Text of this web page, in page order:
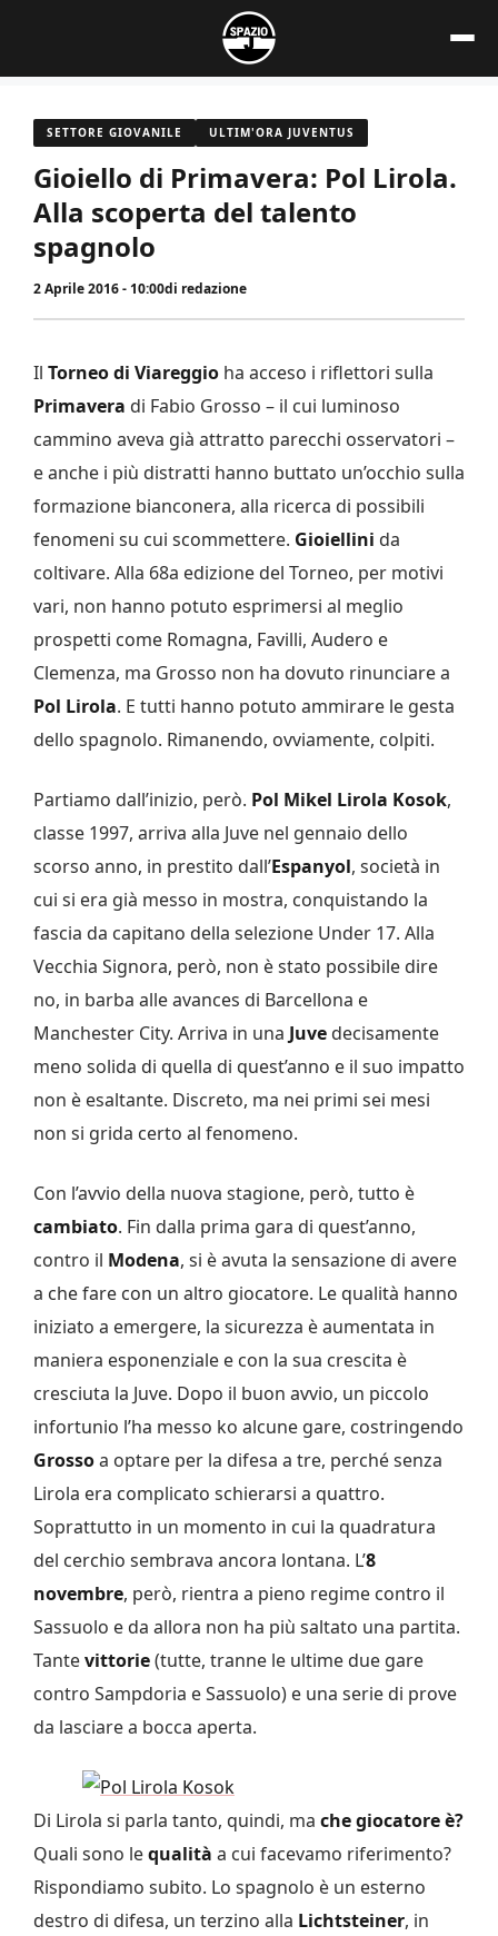
contenuto
SETTORE GIOVANILE ULTIM'ORA JUVENTUS
Gioiello di Primavera: Pol Lirola.
Alla scoperta del talento
spagnolo
2 Aprile 2016 - 10:00di redazione
Il Torneo di Viareggio ha acceso i riflettori sulla
Primavera di Fabio Grosso – il cui luminoso
cammino aveva già attratto parecchi osservatori –
e anche i più distratti hanno buttato un’occhio sulla
formazione bianconera, alla ricerca di possibili
fenomeni su cui scommettere. Gioiellini da
coltivare. Alla 68a edizione del Torneo, per motivi
vari, non hanno potuto esprimersi al meglio
prospetti come Romagna, Favilli, Audero e
Clemenza, ma Grosso non ha dovuto rinunciare a
Pol Lirola. E tutti hanno potuto ammirare le gesta
dello spagnolo. Rimanendo, ovviamente, colpiti.
Partiamo dall’inizio, però. Pol Mikel Lirola Kosok,
classe 1997, arriva alla Juve nel gennaio dello
scorso anno, in prestito dall’Espanyol, società in
cui si era già messo in mostra, conquistando la
fascia da capitano della selezione Under 17. Alla
Vecchia Signora, però, non è stato possibile dire
no, in barba alle avances di Barcellona e
Manchester City. Arriva in una Juve decisamente
meno solida di quella di quest’anno e il suo impatto
non è esaltante. Discreto, ma nei primi sei mesi
non si grida certo al fenomeno.
Con l’avvio della nuova stagione, però, tutto è
cambiato. Fin dalla prima gara di quest’anno,
contro il Modena, si è avuta la sensazione di avere
a che fare con un altro giocatore. Le qualità hanno
iniziato a emergere, la sicurezza è aumentata in
maniera esponenziale e con la sua crescita è
cresciuta la Juve. Dopo il buon avvio, un piccolo
infortunio l’ha messo ko alcune gare, costringendo
Grossoa optare per la difesa a tre, perché senza
Lirola era complicato schierarsi a quattro.
Soprattutto in un momento in cui la quadratura
del cerchio sembrava ancora lontana. L’8
novembre, però, rientra a pieno regime contro il
Sassuolo e da allora non ha più saltato una partita.
Tantevittorie(tutte, tranne le ultime due gare
contro Sampdoria e Sassuolo) e una serie di prove
da lasciare a bocca aperta.
Di Lirola si parla tanto, quindi, ma che giocatore è?
Quali sono lequalità a cui facevamo riferimento?
Rispondiamo subito. Lo spagnolo è un esterno
destro di difesa, un terzino alla Lichtsteiner, in